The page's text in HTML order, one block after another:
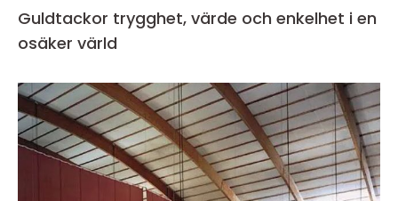
Guldtackor trygghet, värde och enkelhet i en
osäker värld